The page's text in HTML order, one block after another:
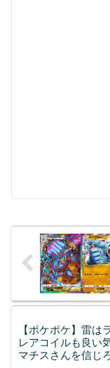
【ポケポケ】雷は
レアコイルも良い
マチスさんを信じ